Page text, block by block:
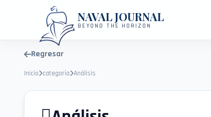
NAVAL JOURNAL
BEYOND THE HORIZON
Regresar
Inicio categoria Análisis